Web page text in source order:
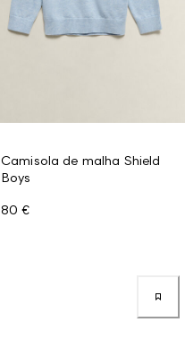
Camisola de malha Shield
Boys
80 €